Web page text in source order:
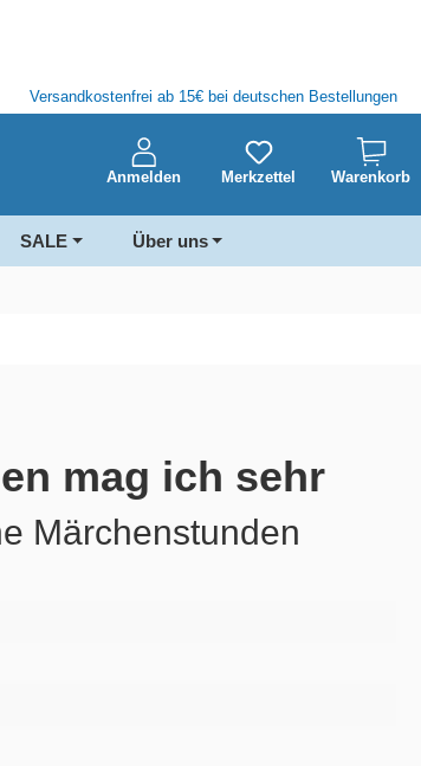
Versandkostenfrei ab 15€ bei deutschen Bestellungen
Anmelden Merkzettel Warenkorb
SALE Über uns
mag ich sehr
Märchenstunden